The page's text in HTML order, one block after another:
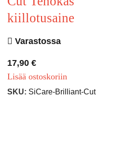
kiillotusaine
Varastossa
17,90 €
Lisää ostoskoriin
SKU: SiCare-Brilliant-Cut